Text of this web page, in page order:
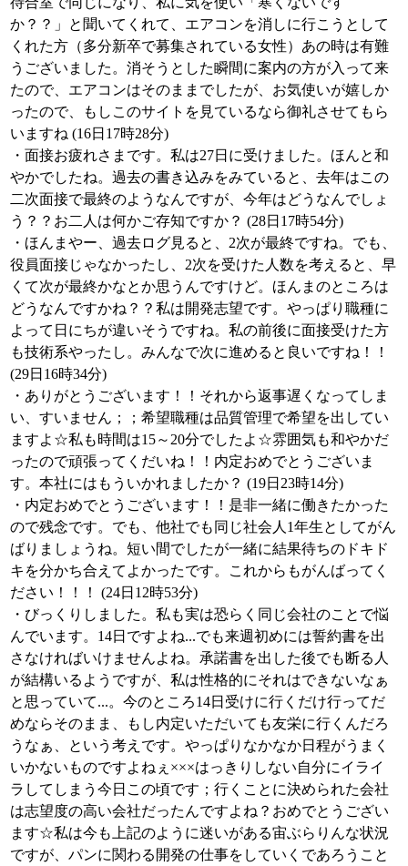
か？？」と聞いてくれて、エアコンを消しに行こうとして
くれた方（多分新卒で募集されている女性）あの時は有難
うございました。消そうとした瞬間に案内の方が入って来
たので、エアコンはそのままでしたが、お気使いが嬉しか
ったので、もしこのサイトを見ているなら御礼させてもら
いますね (16日17時28分)
・面接お疲れさまです。私は27日に受けました。ほんと和
やかでしたね。過去の書き込みをみていると、去年はこの
二次面接で最終のようなんですが、今年はどうなんでしょ
う？？お二人は何かご存知ですか？ (28日17時54分)
・ほんまやー、過去ログ見ると、2次が最終ですね。でも、
役員面接じゃなかったし、2次を受けた人数を考えると、早
くて次が最終かなとか思うんですけど。ほんまのところは
どうなんですかね？？私は開発志望です。やっぱり職種に
よって日にちが違いそうですね。私の前後に面接受けた方
も技術系やったし。みんなで次に進めると良いですね！！
(29日16時34分)
・ありがとうございます！！それから返事遅くなってしま
い、すいません；；希望職種は品質管理で希望を出してい
ますよ☆私も時間は15～20分でしたよ☆雰囲気も和やかだ
ったので頑張ってくだいね！！内定おめでとうございま
す。本社にはもういかれましたか？ (19日23時14分)
・内定おめでとうございます！！是非一緒に働きたかった
ので残念です。でも、他社でも同じ社会人1年生としてがん
ばりましょうね。短い間でしたが一緒に結果待ちのドキド
キを分かち合えてよかったです。これからもがんばってく
ださい！！！ (24日12時53分)
・びっくりしました。私も実は恐らく同じ会社のことで悩
んでいます。14日ですよね...でも来週初めには誓約書を出
さなければいけませんよね。承諾書を出した後でも断る人
が結構いるようですが、私は性格的にそれはできないなぁ
と思っていて...。今のところ14日受けに行くだけ行ってだ
めならそのまま、もし内定いただいても友栄に行くんだろ
うなぁ、という考えです。やっぱりなかなか日程がうまく
いかないものですよねぇ×××はっきりしない自分にイライ
ラしてしまう今日この頃です；行くことに決められた会社
は志望度の高い会社だったんですよね？おめでとうござい
ます☆私は今も上記のように迷いがある宙ぶらりんな状況
ですが、パンに関わる開発の仕事をしていくであろうこと